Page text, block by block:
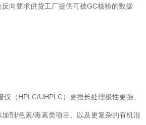
向要求供货工厂提供可被GC核验的数据
（HPLC/UHPLC）更擅长处理极性更强、
剂/色素/毒素类项目、以及更复杂的有机混